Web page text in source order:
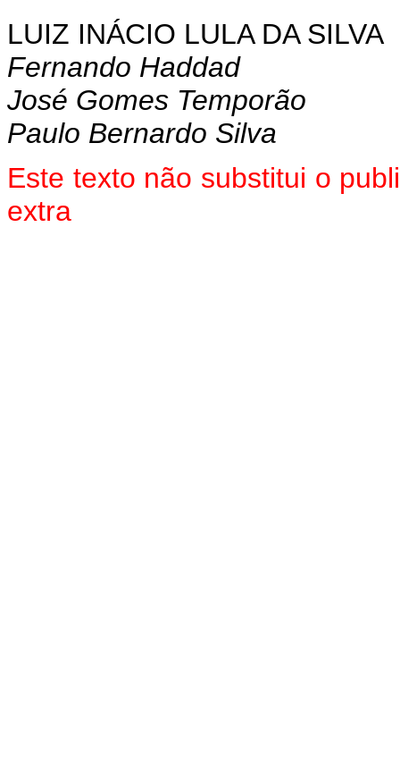
LUIZ INÁCIO LULA DA SILVA
Fernando Haddad
José Gomes Temporão
Paulo Bernardo Silva
Este texto não substitui o
extra